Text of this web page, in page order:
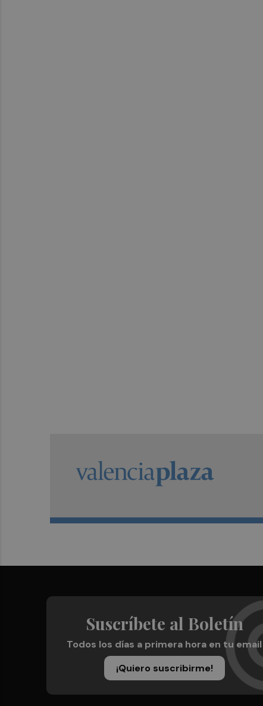
Suscríbete al Boletín
Todos los días a primera hora en tu email
¡Quiero suscribirme!